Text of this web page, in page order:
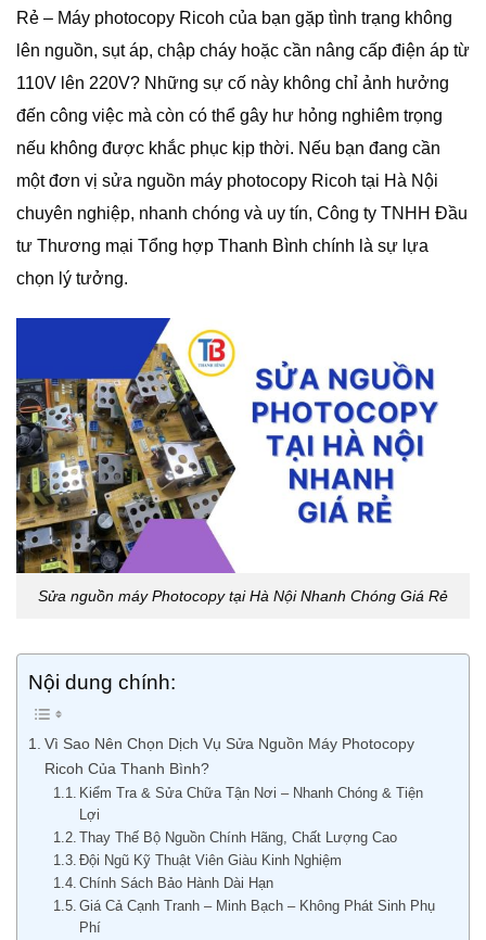
Rẻ – Máy photocopy Ricoh của bạn gặp tình trạng không
lên nguồn, sụt áp, chập cháy hoặc cần nâng cấp điện áp từ
110V lên 220V? Những sự cố này không chỉ ảnh hưởng
đến công việc mà còn có thể gây hư hỏng nghiêm trọng
nếu không được khắc phục kịp thời. Nếu bạn đang cần
một đơn vị sửa nguồn máy photocopy Ricoh tại Hà Nội
chuyên nghiệp, nhanh chóng và uy tín, Công ty TNHH Đầu
tư Thương mại Tổng hợp Thanh Bình chính là sự lựa
chọn lý tưởng.
Sửa nguồn máy Photocopy tại Hà Nội Nhanh Chóng Giá Rẻ
Nội dung chính:
Vì Sao Nên Chọn Dịch Vụ Sửa Nguồn Máy Photocopy
Ricoh Của Thanh Bình?
Kiểm Tra & Sửa Chữa Tận Nơi – Nhanh Chóng & Tiện
Lợi
Thay Thế Bộ Nguồn Chính Hãng, Chất Lượng Cao
Đội Ngũ Kỹ Thuật Viên Giàu Kinh Nghiệm
Chính Sách Bảo Hành Dài Hạn
Giá Cả Cạnh Tranh – Minh Bạch – Không Phát Sinh Phụ
Phí